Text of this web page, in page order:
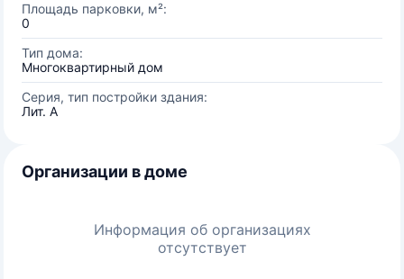
Площадь парковки, м²:
0
Тип дома:
Многоквартирный дом
Серия, тип постройки здания:
Лит. А
Организации в доме
Информация об организациях
отсутствует